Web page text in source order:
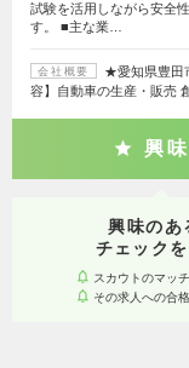
試験を活用しながら安全
す。 ■主な業…
会社概要
★愛知県豊田
容】自動車の生産・販売
興
興味のあ
チェック
スカウトのマッ
その求人への合